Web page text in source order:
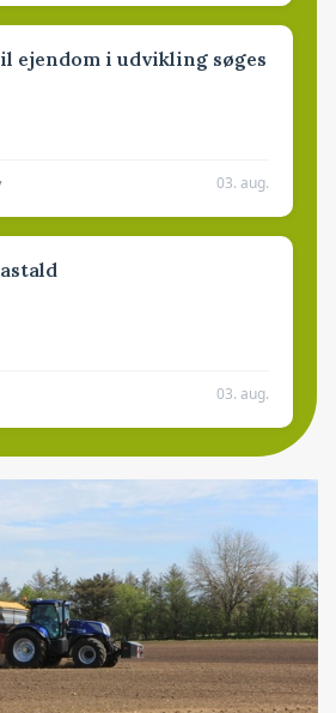
ejendom i udvikling søges
03. aug.
03. aug.